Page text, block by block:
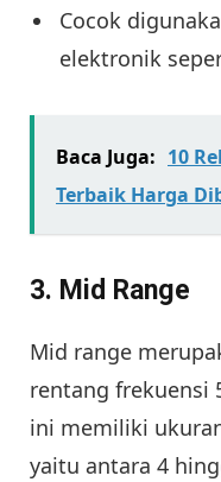
Cocok
elektronik
Baca Juga: 10
Terbaik Harga
3. Mid Range
Mid range
rentang frekuensi
ini memiliki
yaitu antara 4